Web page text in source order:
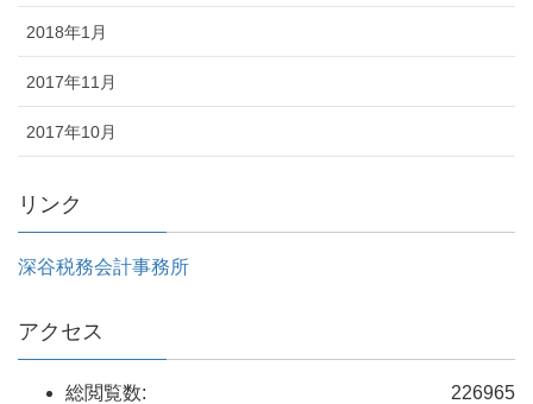
2018年1月
2017年11月
2017年10月
リンク
深谷税務会計事務所
アクセス
226965
総閲覧数: